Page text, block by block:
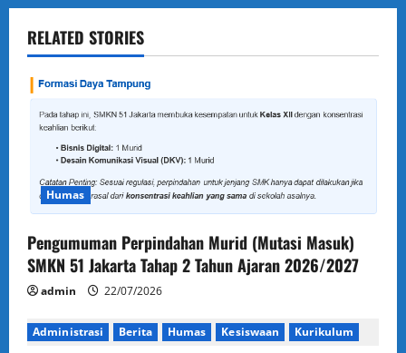
v
i
g
i
o
n
RELATED STORIES
Humas
Pengumuman Perpindahan Murid (Mutasi Masuk)
SMKN 51 Jakarta Tahap 2 Tahun Ajaran 2026/2027
admin 22/07/2026
Administrasi Berita Humas Kesiswaan Kurikulum